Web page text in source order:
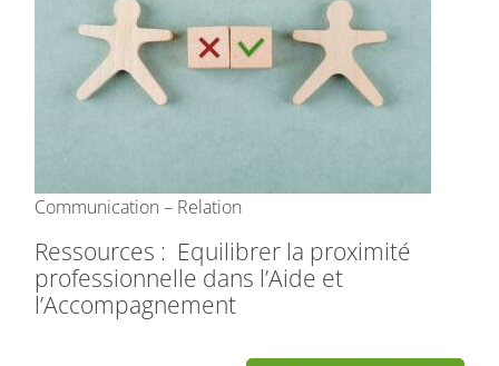
Communication – Relation
Ressources : Equilibrer la proximité
professionnelle dans l’Aide et
l’Accompagnement